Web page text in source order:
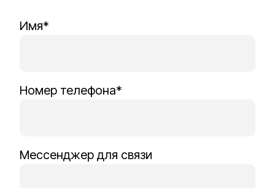
Имя*
Номер телефона*
Мессенджер для связи